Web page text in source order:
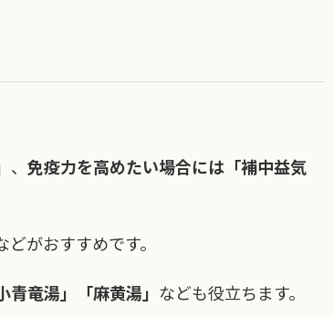
、 免疫力を高めたい場合には「補中益気
どがおすすめです。
竜湯」「麻黄湯」 なども役立ちます。